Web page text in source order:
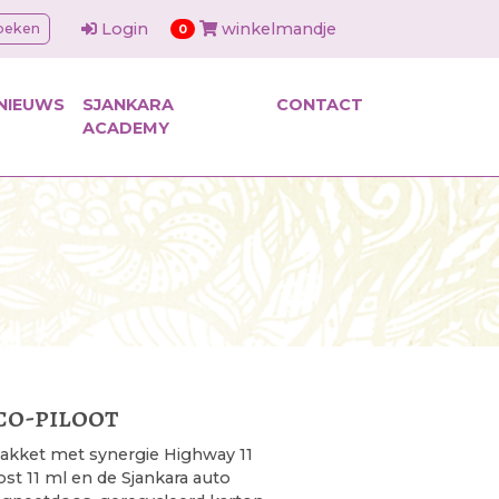
Login 0items in cart
winkelmandje
SJANKARA
ACADEMY
CONTACT
piloot
met synergie Highway 11
11 ml en de Sjankara auto